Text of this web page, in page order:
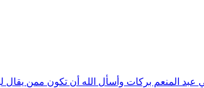
عبد المنعم بركات وأسأل الله أن تكون ممن يقال